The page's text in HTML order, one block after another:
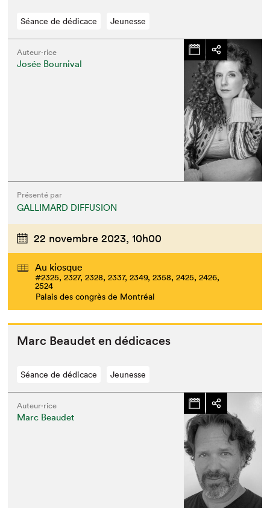
Séance de dédicace Jeunesse
Auteur·rice
Josée Bournival
Présenté par
GALLIMARD DIFFUSION
22 novembre 2023, 10h00
Au kiosque
#2325, 2327, 2328, 2337, 2349, 2358, 2425, 2426,
2524
Palais des congrès de Montréal
Marc Beaudet en dédicaces
Séance de dédicace Jeunesse
Auteur·rice
Marc Beaudet